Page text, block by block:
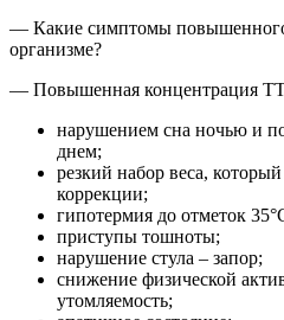
— Какие симптомы
организме?
— Повышенная концентрация
нарушением сна ночью и
днем;
резкий набор веса,
коррекции;
гипотермия до отметок
приступы тошноты;
нарушение стула – запор;
снижение физической
утомляемость;